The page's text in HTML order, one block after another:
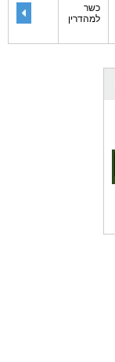
כשר
למהדרין